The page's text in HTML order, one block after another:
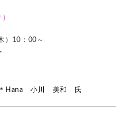
）10：00～
＊Hana 小川 美和 氏